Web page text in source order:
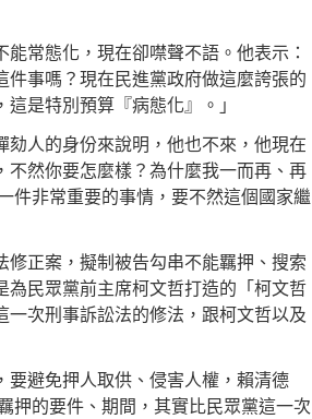
常態化，現在卻噤聲不語。他表示：
件事嗎？現在民進黨政府做這麼誇張的
是特別預算『病態化』。」
人的身份來說明，他也不來，他現在
然你要怎麼樣？為什麼我一而再、再
件非常重要的事情，要不然這個國家繼
正案，擬制被告勾串不能羈押、搜索
民眾黨前主席柯文哲打造的「柯文哲
次刑事訴訟法的修法，跟柯文哲以及
避免押人取供、侵害人權，賴清德
押的要件、期間，其實比民眾黨這一次